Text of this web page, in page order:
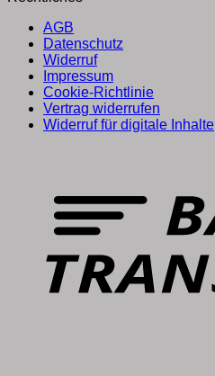
AGB
Datenschutz
Widerruf
Impressum
Cookie-Richtlinie
Vertrag widerrufen
Widerruf für digitale Inhalte